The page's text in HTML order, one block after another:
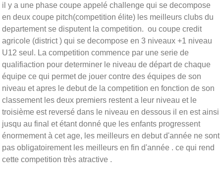
il y a une phase coupe appelé challenge qui se decompose
en deux coupe pitch(competition élite) les meilleurs clubs du
departement se disputent la competition. ou coupe credit
agricole (district ) qui se decompose en 3 niveaux +1 niveau
U12 seul. La competition commence par une serie de
qualifiaction pour determiner le niveau de départ de chaque
équipe ce qui permet de jouer contre des équipes de son
niveau et apres le debut de la competition en fonction de son
classement les deux premiers restent a leur niveau et le
troisième est reversé dans le niveau en dessous il en est ainsi
jusqu au final et étant donné que les enfants progressent
énormement à cet age, les meilleurs en debut d'année ne sont
pas obligatoirement les meilleurs en fin d'année . ce qui rend
cette competition très atractive .